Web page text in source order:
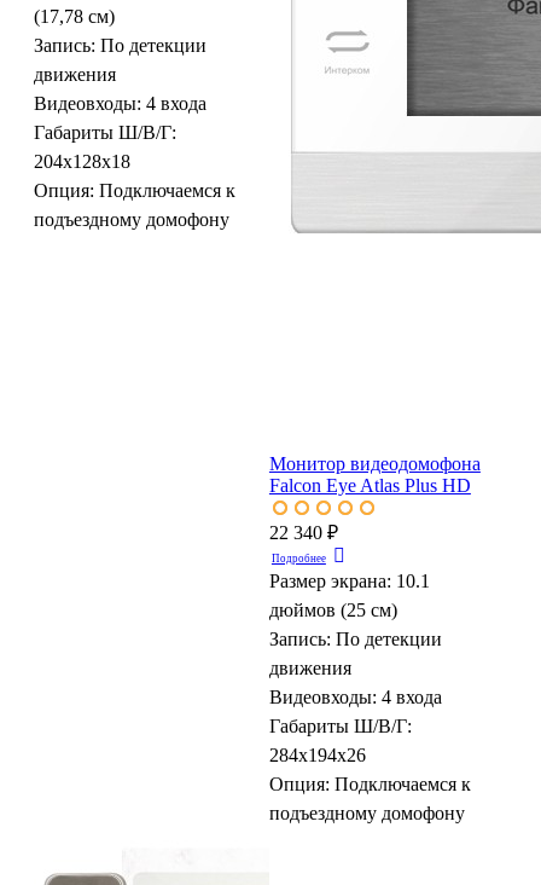
(17,78 см)
Запись: По детекции
движения
Видеовходы: 4 входа
Габариты Ш/В/Г:
204x128x18
Опция: Подключаемся к
подъездному домофону
Монитор видеодомофона
Falcon Eye Atlas Plus HD
22 340 ₽
Подробнее
Размер экрана: 10.1
дюймов (25 см)
Запись: По детекции
движения
Видеовходы: 4 входа
Габариты Ш/В/Г:
284х194х26
Опция: Подключаемся к
подъездному домофону